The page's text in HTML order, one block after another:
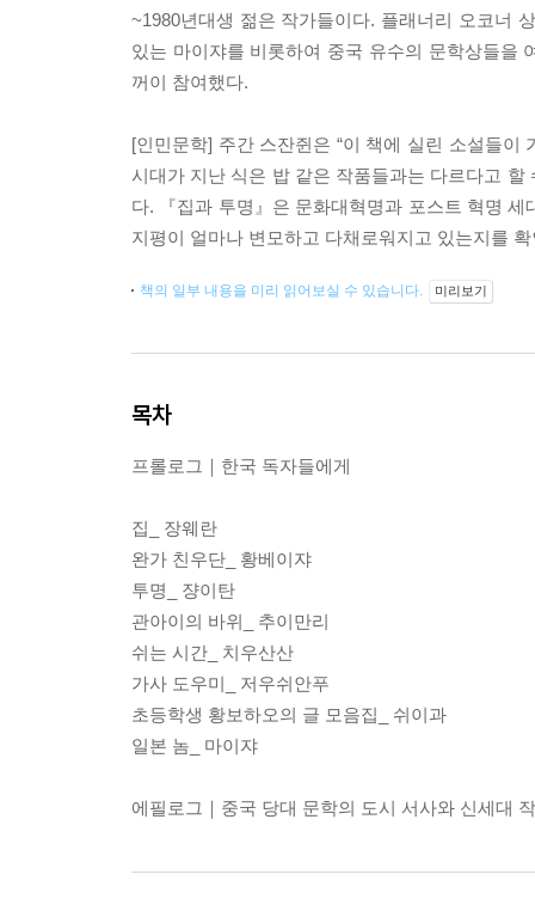
~1980년대생 젊은 작가들이다. 플래너리 오코너
있는 마이쟈를 비롯하여 중국 유수의 문학상들을
꺼이 참여했다.
[인민문학] 주간 스잔쥔은 “이 책에 실린 소설들
시대가 지난 식은 밥 같은 작품들과는 다르다고
다. 『집과 투명』은 문화대혁명과 포스트 혁명
지평이 얼마나 변모하고 다채로워지고 있는지를
책의 일부 내용을 미리 읽어보실 수 있습니다. 미리보기
목차
프롤로그｜한국 독자들에게
집_ 장웨란
완가 친우단_ 황베이쟈
투명_ 쟝이탄
관아이의 바위_ 추이만리
쉬는 시간_ 치우산산
가사 도우미_ 저우쉬안푸
초등학생 황보하오의 글 모음집_ 쉬이과
일본 놈_ 마이쟈
에필로그｜중국 당대 문학의 도시 서사와 신세대